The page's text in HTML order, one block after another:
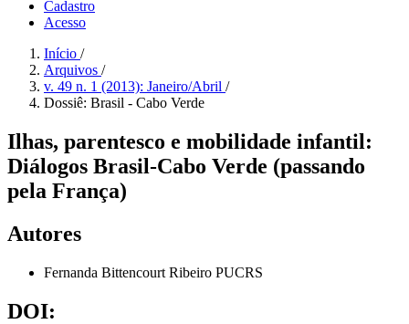
Cadastro
Acesso
Início /
Arquivos /
v. 49 n. 1 (2013): Janeiro/Abril /
Dossiê: Brasil - Cabo Verde
Ilhas, parentesco e mobilidade infantil:
Diálogos Brasil-Cabo Verde (passando
pela França)
Autores
Fernanda Bittencourt Ribeiro PUCRS
DOI: